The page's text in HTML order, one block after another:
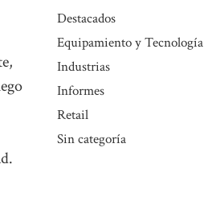
Destacados
Equipamiento y Tecnología
Industrias
Informes
Retail
Sin categoría